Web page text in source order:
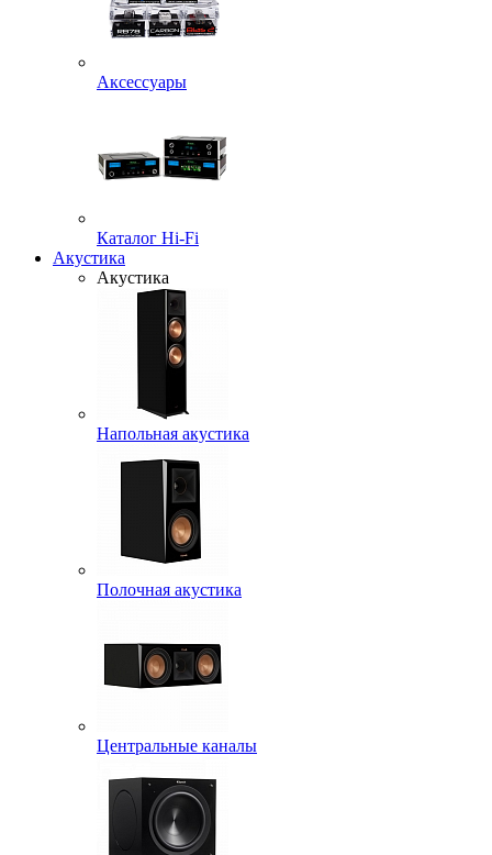
Аксессуары
Каталог Hi-Fi
Акустика
Акустика
Напольная акустика
Полочная акустика
Центральные каналы